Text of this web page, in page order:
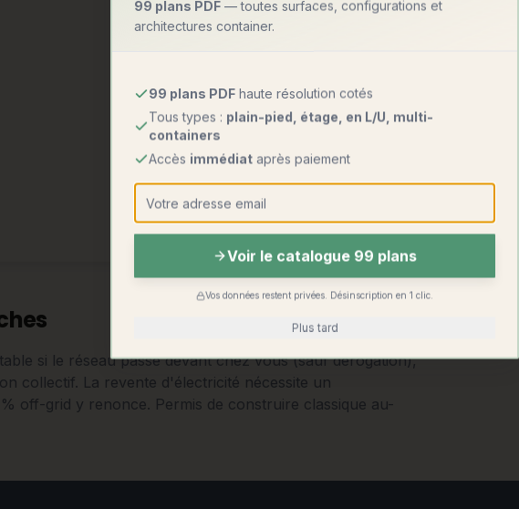
si le réseau passe devant chez vous (sauf dérogation),
collectif. La revente d'électricité nécessite un
off-grid y renonce. Permis de construire classique au-
99 plans PDF — toutes surfaces, configurations et
architectures container.
99 plans PDF haute résolution cotés
Tous types : plain-pied, étage, en L/U, multi-
containers
Accès immédiat après paiement
Voir le catalogue 99 plans
Vos données restent privées. Désinscription en 1 clic.
Plus tard